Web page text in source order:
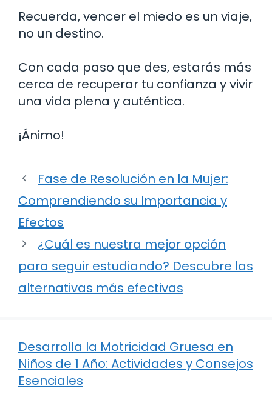
Recuerda, vencer el miedo es un viaje,
no un destino.
Con cada paso que des, estarás más
cerca de recuperar tu confianza y vivir
una vida plena y auténtica.
¡Ánimo!
Fase de Resolución en la Mujer:
Comprendiendo su Importancia y
Efectos
¿Cuál es nuestra mejor opción
para seguir estudiando? Descubre las
alternativas más efectivas
Desarrolla la Motricidad Gruesa en
Niños de 1 Año: Actividades y Consejos
Esenciales